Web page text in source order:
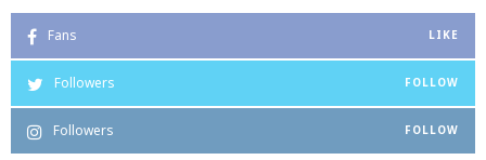
Fans LIKE
Followers FOLLOW
Followers FOLLOW